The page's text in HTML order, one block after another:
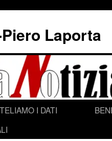
Laporta
I DATI